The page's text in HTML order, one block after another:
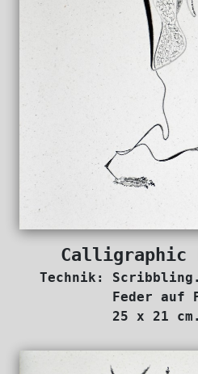
Calligraphic
Technik:
Feder auf
25 x 21